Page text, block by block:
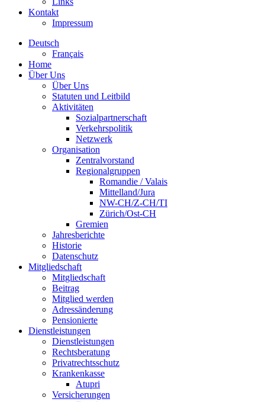
Kontakt
Impressum
Deutsch
Français
Home
Über Uns
Über Uns
Statuten und Leitbild
Aktivitäten
Sozialpartnerschaft
Verkehrspolitik
Netzwerk
Organisation
Zentralvorstand
Regionalgruppen
Romandie / Valais
Mittelland/Jura
NW-CH/Z-CH/TI
Zürich/Ost-CH
Gremien
Jahresberichte
Historie
Datenschutz
Mitgliedschaft
Mitgliedschaft
Beitrag
Mitglied werden
Adressänderung
Pensionierte
Dienstleistungen
Dienstleistungen
Rechtsberatung
Privatrechtsschutz
Krankenkasse
Atupri
Versicherungen